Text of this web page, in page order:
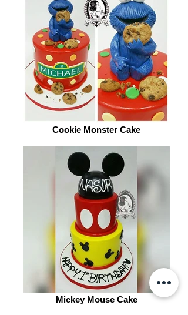
Cookie Monster Cake
Mickey Mouse Cake